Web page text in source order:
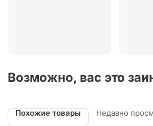
Возможно, вас это
Похожие товары Недавно